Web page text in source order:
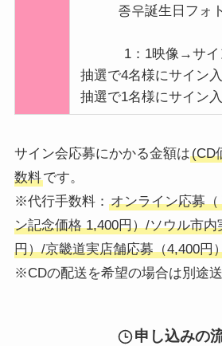
종우誕生日フォ
1：1映像→サイ
抽選で4名様にサイン
抽選で1名様にサイン
サイン会応募にかかる金額は(CD
数料です。
※代行手数料： オンライン応募
ン記念価格 1,400円）/ソウル市内
円）/京畿道実店舗応募（4,400円
※CDの配送を希望の場合は別途送
申し込みの